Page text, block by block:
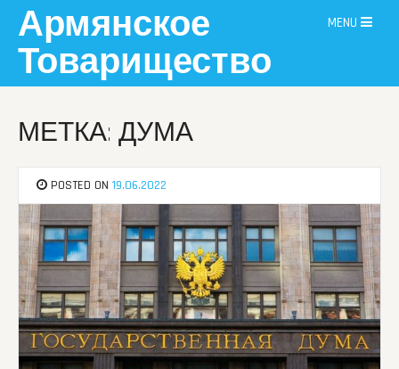
content
Армянское
Товарищество
MENU
МЕТКА: ДУМА
POSTED ON19.06.2022